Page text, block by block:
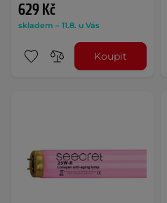
629 Kč
skladem – 11.8. u Vás
Koupit